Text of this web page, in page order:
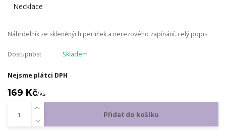
Náhrdelník ze skleněných perliček a nerezového zapínání. celý popis
Dostupnost Skladem
Nejsme plátci DPH
169 Kč/ks
Přidat do košíku